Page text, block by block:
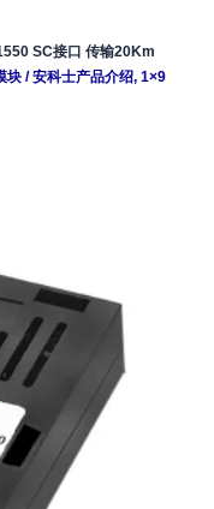
SC接口 传输20Km
块/安科士产品介绍, 1×9